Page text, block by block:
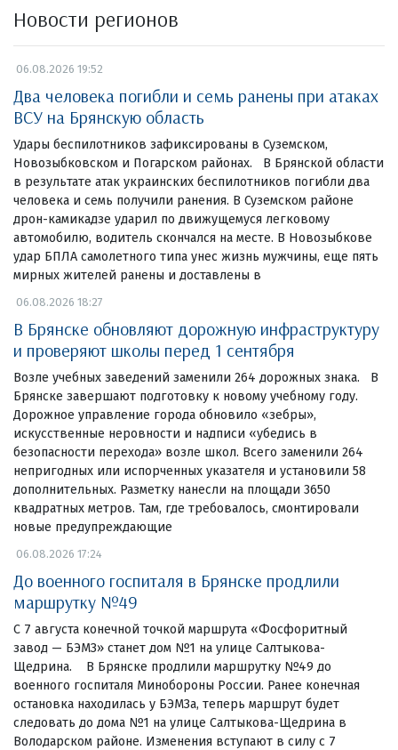
Новости регионов
06.08.2026 19:52
Два человека погибли и семь ранены при атаках
ВСУ на Брянскую область
Удары беспилотников зафиксированы в Суземском,
Новозыбковском и Погарском районах. В Брянской области
в результате атак украинских беспилотников погибли два
человека и семь получили ранения. В Суземском районе
дрон-камикадзе ударил по движущемуся легковому
автомобилю, водитель скончался на месте. В Новозыбкове
удар БПЛА самолетного типа унес жизнь мужчины, еще пять
мирных жителей ранены и доставлены в
06.08.2026 18:27
В Брянске обновляют дорожную инфраструктуру
и проверяют школы перед 1 сентября
Возле учебных заведений заменили 264 дорожных знака. В
Брянске завершают подготовку к новому учебному году.
Дорожное управление города обновило «зебры»,
искусственные неровности и надписи «убедись в
безопасности перехода» возле школ. Всего заменили 264
непригодных или испорченных указателя и установили 58
дополнительных. Разметку нанесли на площади 3650
квадратных метров. Там, где требовалось, смонтировали
новые предупреждающие
06.08.2026 17:24
До военного госпиталя в Брянске продлили
маршрутку №49
С 7 августа конечной точкой маршрута «Фосфоритный
завод — БЭМЗ» станет дом №1 на улице Салтыкова-
Щедрина. В Брянске продлили маршрутку №49 до
военного госпиталя Минобороны России. Ранее конечная
остановка находилась у БЭМЗа, теперь маршрут будет
следовать до дома №1 на улице Салтыкова-Щедрина в
Володарском районе. Изменения вступают в силу с 7